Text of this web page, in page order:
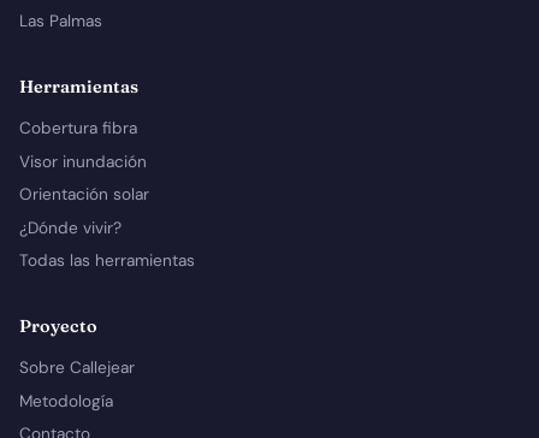
Las Palmas
Herramientas
Cobertura fibra
Visor inundación
Orientación solar
¿Dónde vivir?
Todas las herramientas
Proyecto
Sobre Callejear
Metodología
Contacto